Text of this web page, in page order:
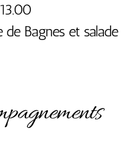
Bagnes et salade